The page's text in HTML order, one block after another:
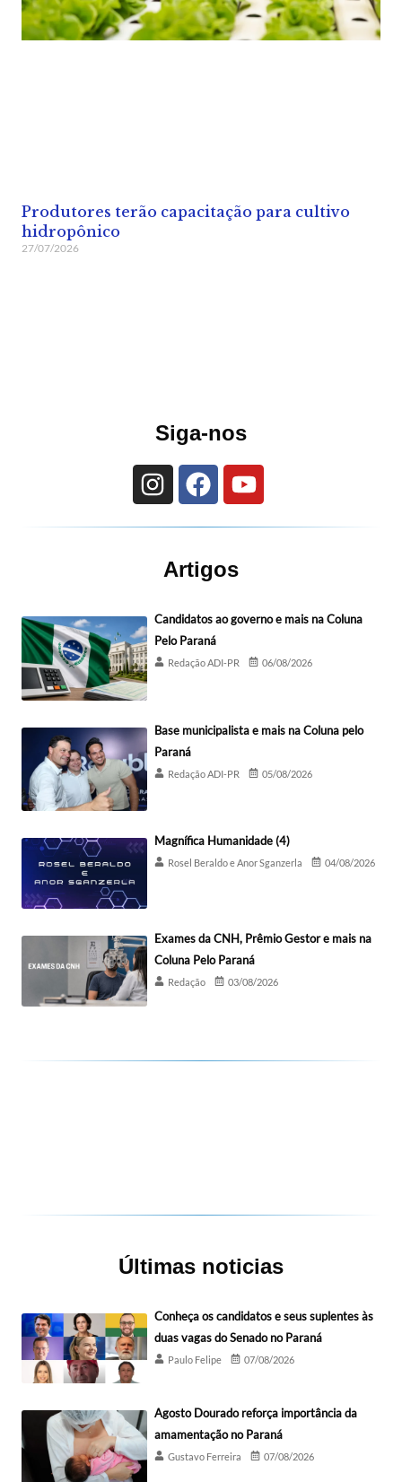
Produtores terão capacitação para cultivo
hidropônico
27/07/2026
Siga-nos
Artigos
Candidatos ao governo e mais na Coluna
Pelo Paraná
Redação ADI-PR 06/08/2026
Base municipalista e mais na Coluna pelo
Paraná
Redação ADI-PR 05/08/2026
Magnífica Humanidade (4)
Rosel Beraldo e Anor Sganzerla 04/08/2026
Exames da CNH, Prêmio Gestor e mais na
Coluna Pelo Paraná
Redação 03/08/2026
Últimas noticias
Conheça os candidatos e seus suplentes às
duas vagas do Senado no Paraná
Paulo Felipe 07/08/2026
Agosto Dourado reforça importância da
amamentação no Paraná
Gustavo Ferreira 07/08/2026